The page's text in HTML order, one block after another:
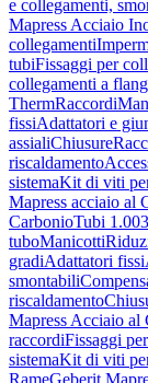
e collegamenti,
Mapress Acciaio
collegamenti
tubiFissaggi per
collegamenti a
ThermRaccordi
fissiAdattatori e
assialiChiusure
riscaldamento
sistemaKit di viti
Mapress acciaio al
CarbonioTubi
tuboManicotti
gradiAdattatori fissi
smontabili
riscaldamento
Mapress Acciaio al
raccordiFissaggi
sistemaKit di viti
RameGeberit